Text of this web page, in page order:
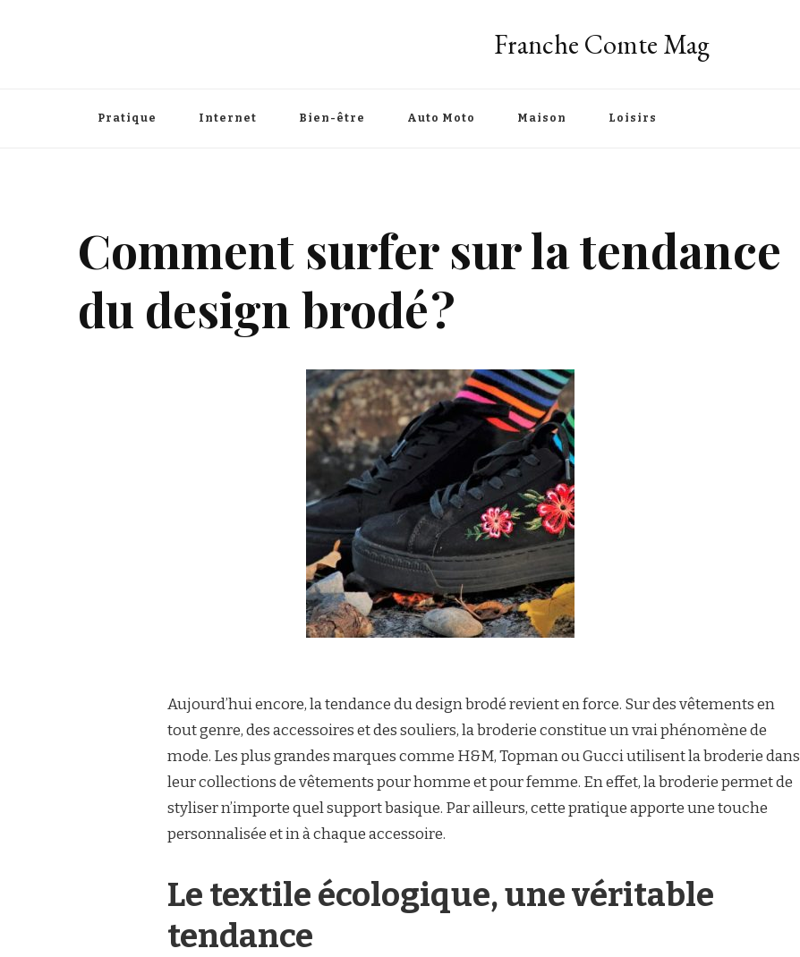
Franche Comte Mag
Pratique Internet Bien-être Auto Moto Maison Loisirs
Comment surfer sur la tendance
du design brodé ?
Aujourd’hui encore, la tendance du design brodé revient en force. Sur des vêtements en
tout genre, des accessoires et des souliers, la broderie constitue un vrai phénomène de
mode. Les plus grandes marques comme H&M, Topman ou Gucci utilisent la broderie dans
leur collections de vêtements pour homme et pour femme. En effet, la broderie permet de
styliser n’importe quel support basique. Par ailleurs, cette pratique apporte une touche
personnalisée et in à chaque accessoire.
Le textile écologique, une véritable
tendance